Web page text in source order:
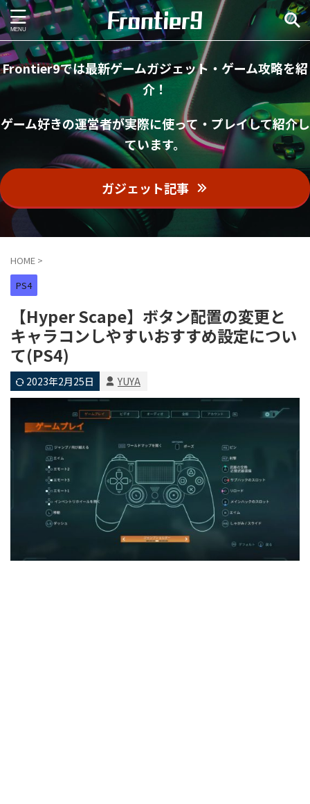
Frontier9では最新ゲームガジェット・ゲーム攻略を紹
介！
ゲーム好きの運営者が実際に使って・プレイして紹介し
ています。
ガジェット記事
HOME >
PS4
【Hyper Scape】ボタン配置の変更と
キャラコンしやすいおすすめ設定につい
て(PS4)
2023年2月25日 YUYA